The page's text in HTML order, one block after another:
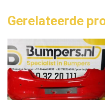
Gerelateerde